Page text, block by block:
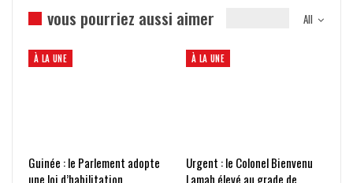
All
vous pourriez aussi aimer
À LA UNE
Guinée : le Parlement adopte
une loi d’habilitation
À LA UNE
Urgent : le Colonel Bienvenu
Lamah élevé au grade de